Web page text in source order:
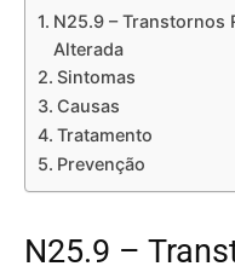
N25.9 – Transtornos
Alterada
Sintomas
Causas
Tratamento
Prevenção
N25.9 –